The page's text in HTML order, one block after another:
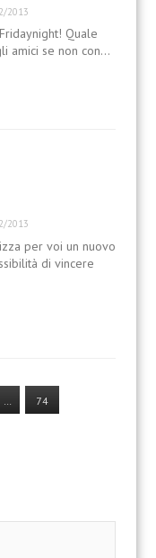
2013
Quale
amici se non con…
2013
per voi un nuovo
di vincere
… 74